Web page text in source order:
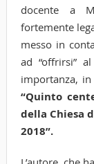
docente a
fortemente
messo in
ad “offrirsi”
importanza,
“Quinto
della Chiesa
2018”.